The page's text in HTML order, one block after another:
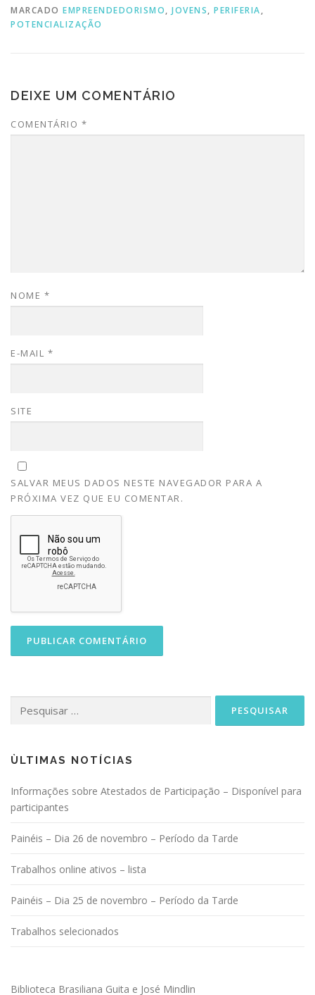
MARCADO EMPREENDEDORISMO, JOVENS, PERIFERIA,
POTENCIALIZAÇÃO
DEIXE UM COMENTÁRIO
COMENTÁRIO *
NOME *
E-MAIL *
SITE
SALVAR MEUS DADOS NESTE NAVEGADOR PARA A
PRÓXIMA VEZ QUE EU COMENTAR.
por:
ÙLTIMAS NOTÍCIAS
Informações sobre Atestados de Participação – Disponível para
participantes
Painéis – Dia 26 de novembro – Período da Tarde
Trabalhos online ativos – lista
Painéis – Dia 25 de novembro – Período da Tarde
Trabalhos selecionados
Biblioteca Brasiliana Guita e José Mindlin